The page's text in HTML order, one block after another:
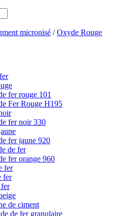
micronisé /Oxyde Rouge
fer rouge 101
Fer Rouge H195
fer noir 330
fer jaune 920
de fer
fer orange 960
fer
fer
de ciment
de fer granulaire